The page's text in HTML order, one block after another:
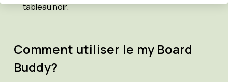
tableau noir.
Comment utiliser le my Board
Buddy?